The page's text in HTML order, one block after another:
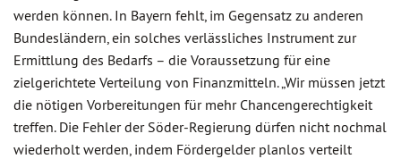
werden können. In Bayern fehlt, im Gegensatz zu anderen
Bundesländern, ein solches verlässliches Instrument zur
Ermittlung des Bedarfs – die Voraussetzung für eine
zielgerichtete Verteilung von Finanzmitteln. „Wir müssen jetzt
die nötigen Vorbereitungen für mehr Chancengerechtigkeit
treffen. Die Fehler der Söder-Regierung dürfen nicht nochmal
wiederholt werden, indem Fördergelder planlos verteilt